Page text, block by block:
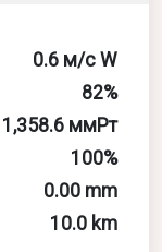
0.6 м/с W
82%
1,358.6 ммРт
100%
0.00 mm
10.0 km